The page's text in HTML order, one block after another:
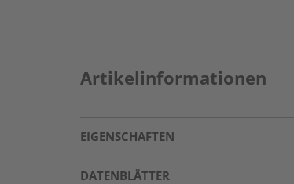
Artikelinformationen
EIGENSCHAFTEN
DATENBLÄTTER